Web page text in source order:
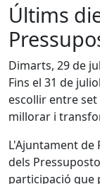
Últims
Dimarts, 29 de
Fins el 31 de
escollir entre
millorar i
L'Ajuntament de
dels
participació que